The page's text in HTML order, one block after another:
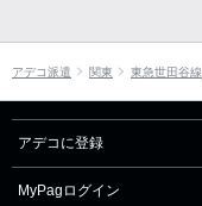
アデコ派遣 関東 東急世田谷線
アデコに登録
MyPagログイン